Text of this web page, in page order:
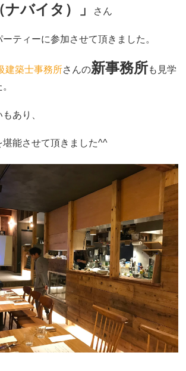
ナバイタ）」 さん
ティーに参加させて頂きました。
建築士事務所さんの新事務所も見学
あり、
能させて頂きました^^